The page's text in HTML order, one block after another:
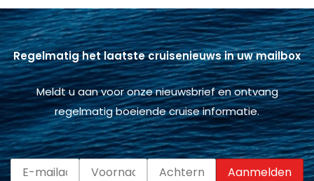
Regelmatig het laatste cruisenieuws in uw mailbox
Meldt u aan voor onze nieuwsbrief en ontvang
regelmatig boeiende cruise informatie.